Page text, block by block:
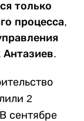
только
процесса,
2
сентябре